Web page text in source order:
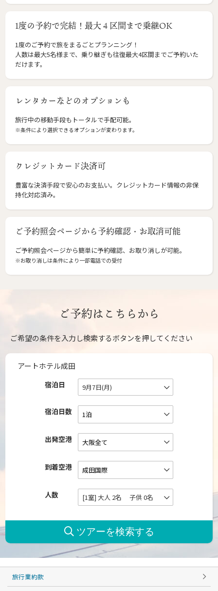
1度の予約で完結！最大４区間まで乗継OK
1度のご予約で旅をまるごとプランニング！
人数は最大5名様まで、乗り継ぎも往復最大4区間までご予約いた
だけます。
レンタカーなどのオプションも
旅行中の移動手段もトータルで手配可能。
※条件により選択できるオプションが変わります。
クレジットカード決済可
豊富な決済手段で安心のお支払い。クレジットカード情報の非保
持化対応済み。
ご予約照会ページから予約確認・お取消可能
ご予約照会ページから簡単に予約確認、お取り消しが可能。
※お取り消しは条件により一部電話での受付
ご予約はこちらから
ご希望の条件を入力し検索するボタンを押してください
アートホテル成田
宿泊日 9月7日(月)
宿泊日数
出発空港
到着空港
人数 [1室] 大人 2名 子供 0名
旅行業約款